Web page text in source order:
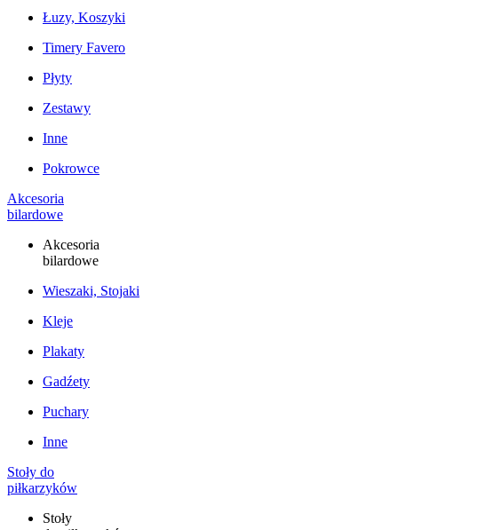
Łuzy, Koszyki
Timery Favero
Płyty
Zestawy
Inne
Pokrowce
Akcesoria
bilardowe
Akcesoria
bilardowe
Wieszaki, Stojaki
Kleje
Plakaty
Gadźety
Puchary
Inne
Stoły do
piłkarzyków
Stoły